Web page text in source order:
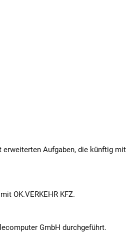
Aufgaben, die künftig mit
OK.VERKEHR KFZ.
GmbH durchgeführt.